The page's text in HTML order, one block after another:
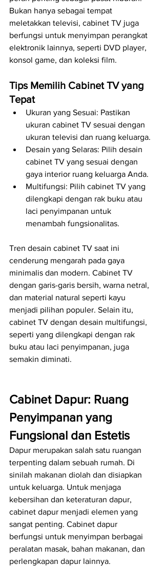
Bukan hanya sebagai tempat
meletakkan televisi, cabinet TV juga
berfungsi untuk menyimpan perangkat
elektronik lainnya, seperti DVD player,
konsol game, dan koleksi film.
Tips Memilih Cabinet TV yang
Tepat
Ukuran yang Sesuai: Pastikan
ukuran cabinet TV sesuai dengan
ukuran televisi dan ruang keluarga.
Desain yang Selaras: Pilih desain
cabinet TV yang sesuai dengan
gaya interior ruang keluarga Anda.
Multifungsi: Pilih cabinet TV yang
dilengkapi dengan rak buku atau
laci penyimpanan untuk
menambah fungsionalitas.
Tren desain cabinet TV saat ini
cenderung mengarah pada gaya
minimalis dan modern. Cabinet TV
dengan garis-garis bersih, warna netral,
dan material natural seperti kayu
menjadi pilihan populer. Selain itu,
cabinet TV dengan desain multifungsi,
seperti yang dilengkapi dengan rak
buku atau laci penyimpanan, juga
semakin diminati.
Cabinet Dapur: Ruang
Penyimpanan yang
Fungsional dan Estetis
Dapur merupakan salah satu ruangan
terpenting dalam sebuah rumah. Di
sinilah makanan diolah dan disiapkan
untuk keluarga. Untuk menjaga
kebersihan dan keteraturan dapur,
cabinet dapur menjadi elemen yang
sangat penting. Cabinet dapur
berfungsi untuk menyimpan berbagai
peralatan masak, bahan makanan, dan
perlengkapan dapur lainnya.